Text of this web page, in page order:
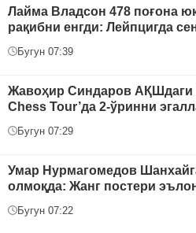
Лайма Владсон 478 поғона
рақибни енгди: Лейпцигда
Бугун 07:39
Жавоҳир Синдаров АҚШдаги
Chess Tour’да 2-ўринни
Бугун 07:29
Умар Нурмагомедов
олмоқда: Жанг постери
Бугун 07:22